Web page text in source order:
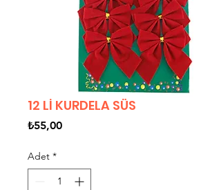
12 Lİ KURDELA SÜS
₺55,00Fiyat
Adet *